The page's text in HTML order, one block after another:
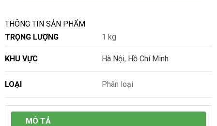
THÔNG TIN SẢN PHẨM
TRỌNG LƯỢNG
1 kg
KHU VỰC Hà Nội, Hồ Chí Minh
LOẠI Phân loại
MÔ TẢ